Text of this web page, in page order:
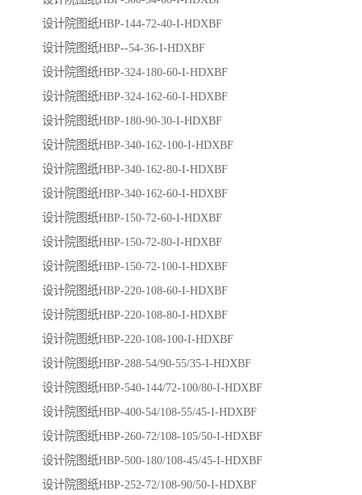
设计院图纸HBP-144-72-40-I-HDXBF
设计院图纸HBP--54-36-I-HDXBF
设计院图纸HBP-324-180-60-I-HDXBF
设计院图纸HBP-324-162-60-I-HDXBF
设计院图纸HBP-180-90-30-I-HDXBF
设计院图纸HBP-340-162-100-I-HDXBF
设计院图纸HBP-340-162-80-I-HDXBF
设计院图纸HBP-340-162-60-I-HDXBF
设计院图纸HBP-150-72-60-I-HDXBF
设计院图纸HBP-150-72-80-I-HDXBF
设计院图纸HBP-150-72-100-I-HDXBF
设计院图纸HBP-220-108-60-I-HDXBF
设计院图纸HBP-220-108-80-I-HDXBF
设计院图纸HBP-220-108-100-I-HDXBF
设计院图纸HBP-288-54/90-55/35-I-HDXBF
设计院图纸HBP-540-144/72-100/80-I-HDXBF
设计院图纸HBP-400-54/108-55/45-I-HDXBF
设计院图纸HBP-260-72/108-105/50-I-HDXBF
设计院图纸HBP-500-180/108-45/45-I-HDXBF
设计院图纸HBP-252-72/108-90/50-I-HDXBF